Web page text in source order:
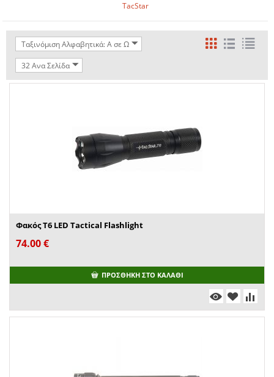
TacStar
Ταξινόμιση Αλφαβητικά: A σε Ω
32 Ανα Σελίδα
Φακός T6 LED Tactical Flashlight
74.00€
ΠΡΟΣΘΉΚΗ ΣΤΟ ΚΑΛΆΘΙ